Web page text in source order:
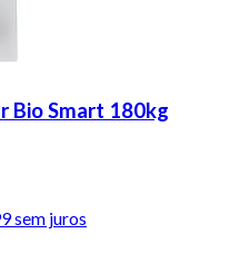
Bio Smart 180kg
sem juros